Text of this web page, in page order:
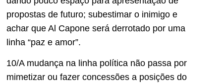
propostas de futuro; subestimar o inimigo e
achar que Al Capone será derrotado por uma
linha “paz e amor”.
10/A mudança na linha política não passa por
mimetizar ou fazer concessões a posições do